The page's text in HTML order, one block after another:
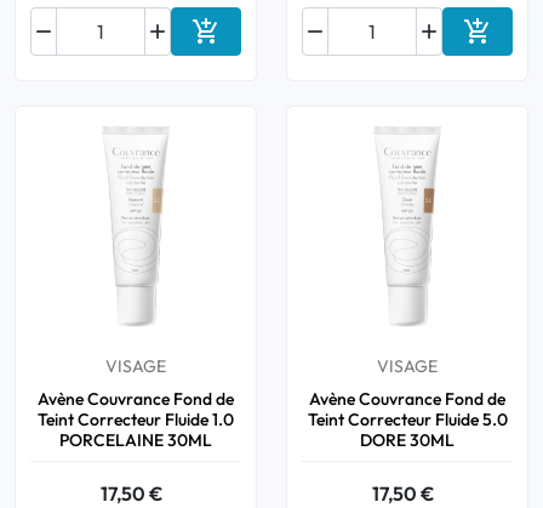

 Ajouter au panier

 
VISAGE
Avène Couvrance Fond de
Teint Correcteur Fluide 1.0
PORCELAINE 30ML
17,50 €
VISAGE
Avène Couvrance Fond de
Teint Correcteur Fluide 5.0
DORE 30ML
17,50 €